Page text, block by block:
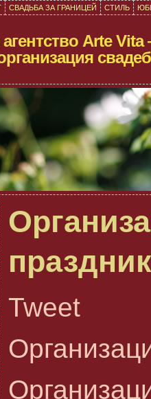
СВАДЬБА ЗА ГРАНИЦЕЙ СТИЛЬ
Arte
свадеб
Tweet